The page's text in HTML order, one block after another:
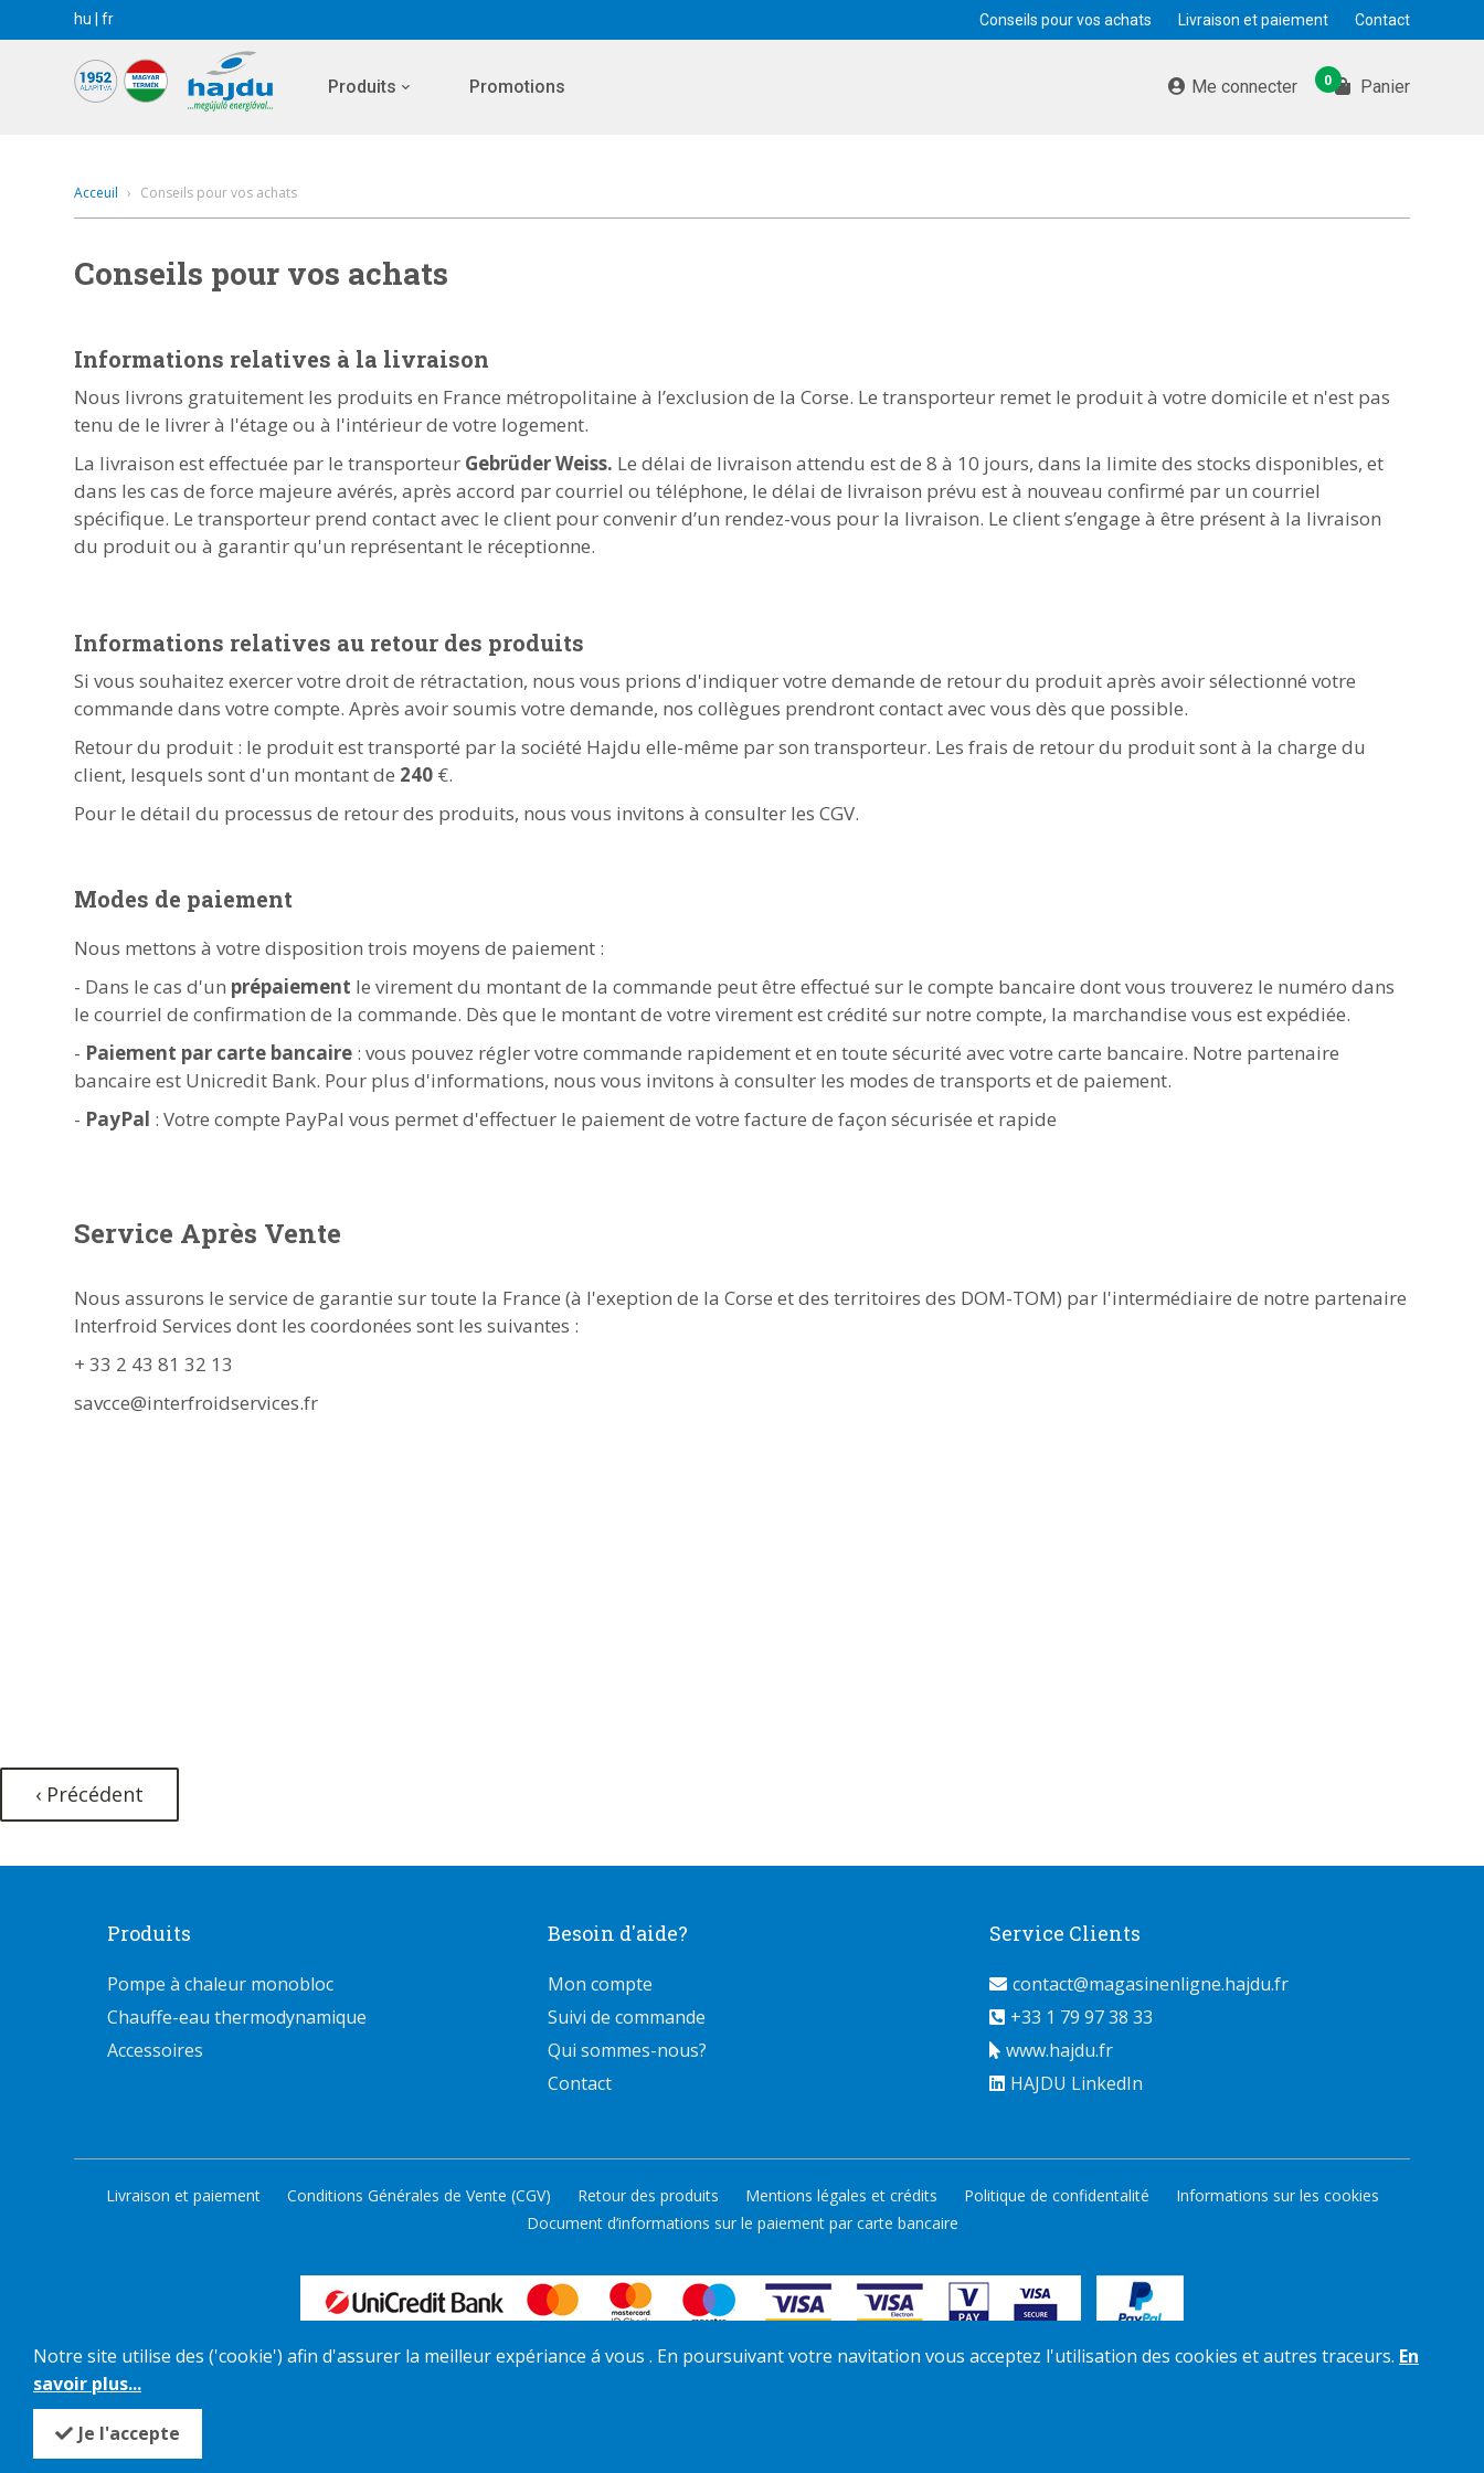
hu |fr Conseils pour vos achats Livraison et paiement Contact
Produits Promotions Me connecter Panier
0
Acceuil › Conseils pour vos achats
Conseils pour vos achats
Informations relatives à la livraison
Nous livrons gratuitement les produits en France métropolitaine à l’exclusion de la Corse. Le transporteur remet le produit à votre domicile et n'est pas
tenu de le livrer à l'étage ou à l'intérieur de votre logement.
La livraison est effectuée par le transporteur Gebrüder Weiss. Le délai de livraison attendu est de 8 à 10 jours, dans la limite des stocks disponibles, et
dans les cas de force majeure avérés, après accord par courriel ou téléphone, le délai de livraison prévu est à nouveau confirmé par un courriel
spécifique. Le transporteur prend contact avec le client pour convenir d’un rendez-vous pour la livraison. Le client s’engage à être présent à la livraison
du produit ou à garantir qu'un représentant le réceptionne.
Informations relatives au retour des produits
Si vous souhaitez exercer votre droit de rétractation, nous vous prions d'indiquer votre demande de retour du produit après avoir sélectionné votre
commande dans votre compte. Après avoir soumis votre demande, nos collègues prendront contact avec vous dès que possible.
Retour du produit : le produit est transporté par la société Hajdu elle-même par son transporteur. Les frais de retour du produit sont à la charge du
client, lesquels sont d'un montant de 240 €.
Pour le détail du processus de retour des produits, nous vous invitons à consulter les CGV.
Modes de paiement
Nous mettons à votre disposition trois moyens de paiement :
- Dans le cas d'un prépaiement le virement du montant de la commande peut être effectué sur le compte bancaire dont vous trouverez le numéro dans
le courriel de confirmation de la commande. Dès que le montant de votre virement est crédité sur notre compte, la marchandise vous est expédiée.
- Paiement par carte bancaire : vous pouvez régler votre commande rapidement et en toute sécurité avec votre carte bancaire. Notre partenaire
bancaire est Unicredit Bank. Pour plus d'informations, nous vous invitons à consulter les modes de transports et de paiement.
- PayPal : Votre compte PayPal vous permet d'effectuer le paiement de votre facture de façon sécurisée et rapide
Service Après Vente
Nous assurons le service de garantie sur toute la France (à l'exeption de la Corse et des territoires des DOM-TOM) par l'intermédiaire de notre partenaire
Interfroid Services dont les coordonées sont les suivantes :
+ 33 2 43 81 32 13
savcce@interfroidservices.fr
‹ Précédent
Produits
Pompe à chaleur monobloc
Chauffe-eau thermodynamique
Accessoires
Besoin d'aide?
Mon compte
Suivi de commande
Qui sommes-nous?
Contact
Service Clients
contact@magasinenligne.hajdu.fr
+33 1 79 97 38 33
www.hajdu.fr
HAJDU LinkedIn
Livraison et paiement Conditions Générales de Vente (CGV) Retour des produits Mentions légales et crédits Politique de confidentalité
Informations sur les cookies
Document d’informations sur le paiement par carte bancaire
Notre site utilise des ('cookie') afin d'assurer la meilleur expériance á vous . En poursuivant votre navitation vous acceptez l'utilisation des cookies et autres traceurs. En
savoir plus...
Je l'accepte